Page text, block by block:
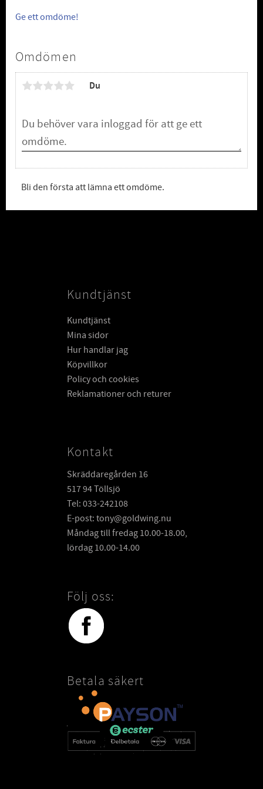
Ge ett omdöme!
Omdömen
Du
Bli den första att lämna ett omdöme.
Kundtjänst
Kundtjänst
Mina sidor
Hur handlar jag
Köpvillkor
Policy och cookies
Reklamationer och returer
Kontakt
Skräddaregården 16
517 94 Töllsjö
Tel: 033-242108
E-post: tony@goldwing.nu
Måndag till fredag 10.00-18.00,
lördag 10.00-14.00
Följ oss:
Betala säkert